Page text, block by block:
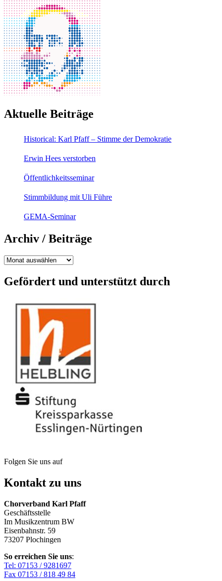
Aktuelle Beiträge
Historical: Karl Pfaff – Stimme der Demokratie
Erwin Hees verstorben
Öffentlichkeitsseminar
Stimmbildung mit Uli Führe
GEMA-Seminar
Archiv / Beiträge
Archiv
Beiträge
Gefördert und unterstützt durch
Folgen Sie uns auf
Kontakt zu uns
Chorverband Karl Pfaff
Geschäftsstelle
Im Musikzentrum BW
Eisenbahnstr. 59
73207 Plochingen
So erreichen Sie uns:
Tel: 07153 / 9281697
Fax 07153 / 818 49 84